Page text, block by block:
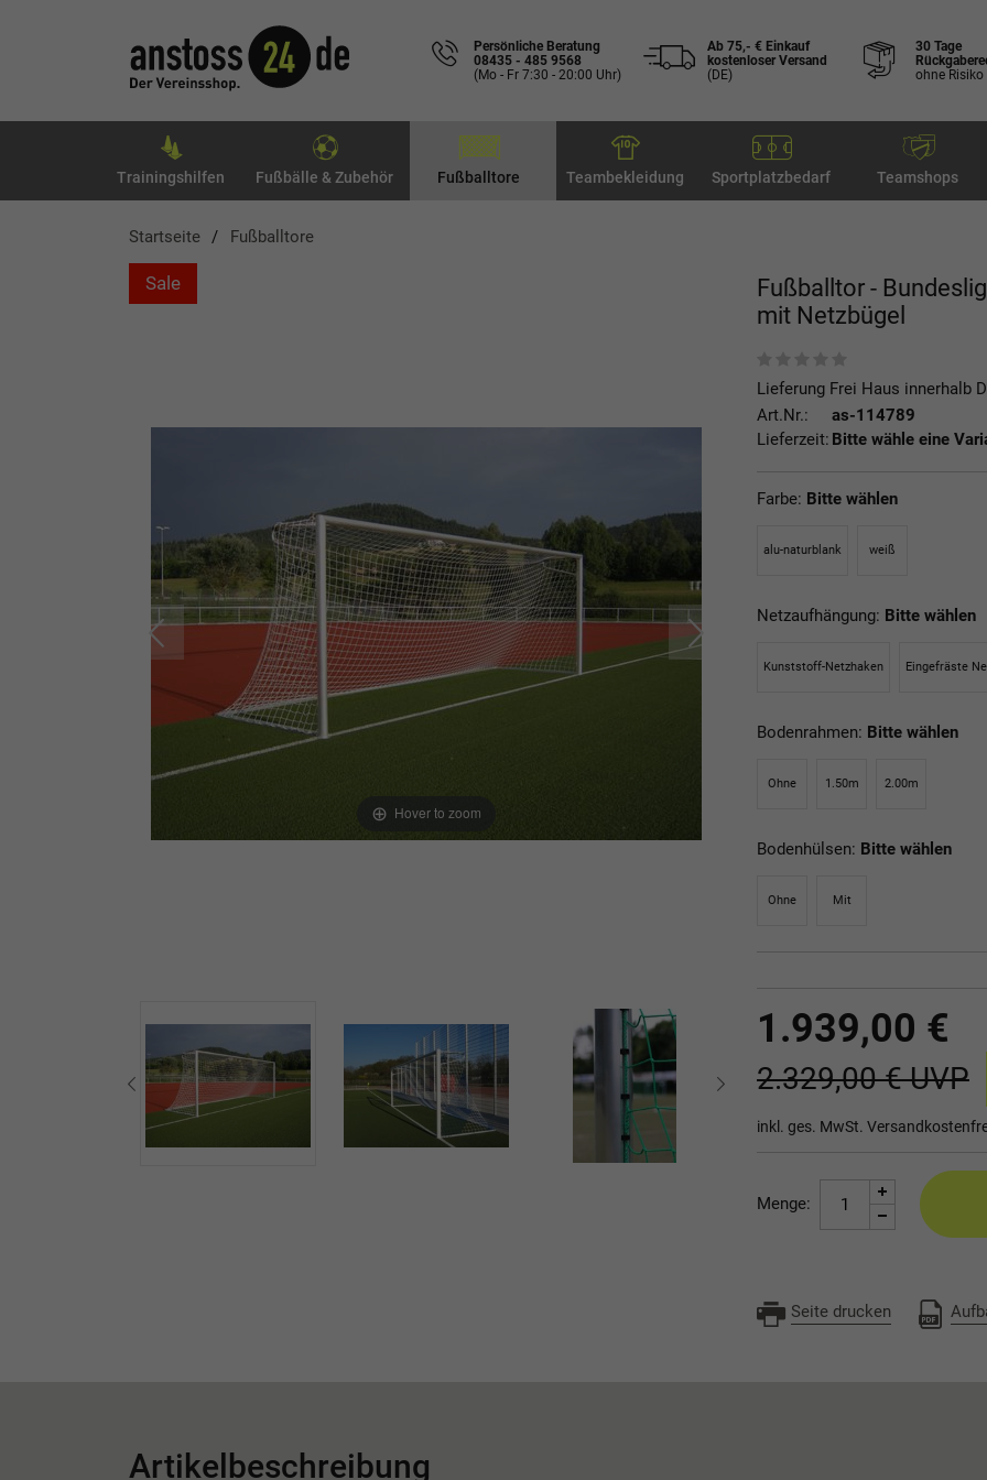
Persönliche Beratung
08435 - 485 9568
(Mo - Fr 7:30 - 20:00 Uhr)
Ab 75,- € Einkauf
kostenloser Versand
(DE)
30 Tage
ohne Risiko
Trainingshilfen Fußbälle & Zubehör Fußballtore Teambekleidung Sportplatzbedarf Teamshops
Startseite Fußballtore
Sale
Hover to zoom
Fußballtor -
mit Netzbügel
Lieferung Frei Haus innerhalb
Art.Nr.:
as-114789
Lieferzeit: Bitte wähle eine
Farbe: Bitte wählen
alu-naturblank weiß
Netzaufhängung: Bitte wählen
Kunststoff-Netzhaken Eingefräste
Bodenrahmen: Bitte wählen
Ohne 1.50m 2.00m
Bodenhülsen: Bitte wählen
Ohne Mit
1.939,00 €
2.329,00 €UVP
inkl. ges. MwSt.
Menge:
Seite drucken
Artikelbeschreibung